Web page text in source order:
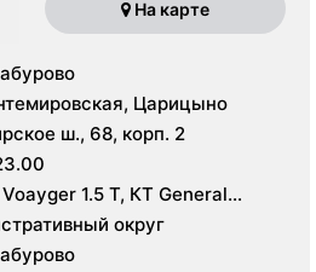
На карте
Царицыно
ш., 68, корп. 2
1.5 Т, КТ General
УЗИ General Electric VIVID S5
округ